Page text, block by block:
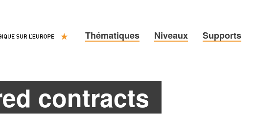
Thématiques Niveaux Supports
contracts